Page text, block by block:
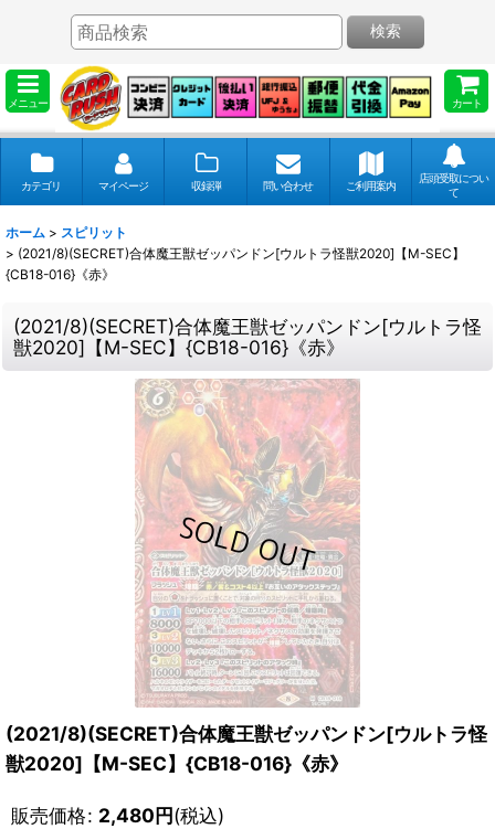
メニュー カート
検索
カテゴリ マイページ 収録弾 問い合わせ ご利用案内
店頭受取につい
て
ホーム > スピリット
> (2021/8)(SECRET)合体魔王獣ゼッパンドン[ウルトラ怪獣2020]【M-SEC】
{CB18-016}《赤》
(2021/8)(SECRET)合体魔王獣ゼッパンドン[ウルトラ怪
獣2020]【M-SEC】{CB18-016}《赤》
(2021/8)(SECRET)合体魔王獣ゼッパンドン[ウルトラ怪
獣2020]【M-SEC】{CB18-016}《赤》
販売価格: 2,480円(税込)